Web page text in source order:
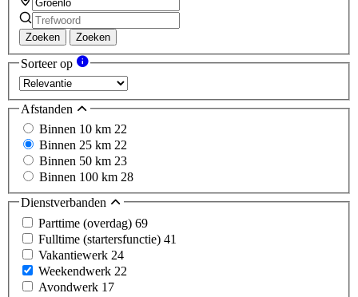
Zoeken Zoeken
Sorteer op
Afstanden
Binnen 10 km 22
Binnen 25 km 22
Binnen 50 km 23
Binnen 100 km 28
Dienstverbanden
Parttime (overdag) 69
Fulltime (startersfunctie) 41
Vakantiewerk 24
Weekendwerk 22
Avondwerk 17